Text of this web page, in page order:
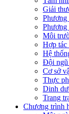
Giải
Phương
Phương
Môi
Hợp tác
Hệ
Đội ngũ
Cơ sở
Thực
Dinh
Trang
Chương trình